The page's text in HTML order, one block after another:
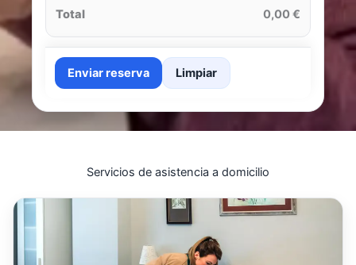
Total
0,00 €
Enviar reserva Limpiar
Servicios de asistencia a domicilio